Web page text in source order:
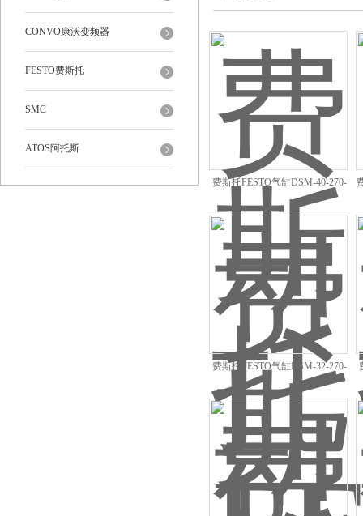
CONVO康沃变频器
FESTO费斯托
SMC
ATOS阿托斯
费斯托FESTO气缸DSM-40-270-
CC-A-B 547588
费斯托FESTO气缸DSM-32-270-
P-A-B 547582